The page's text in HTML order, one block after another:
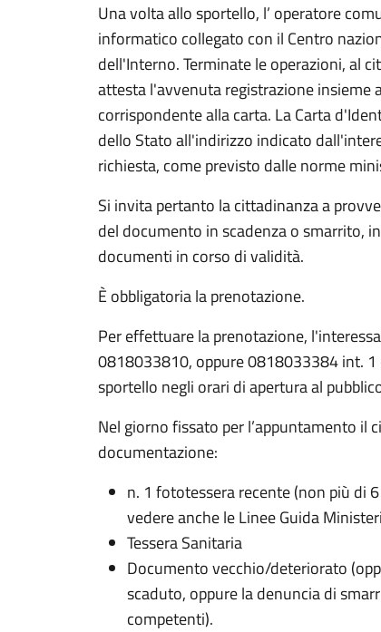
Una volta allo sportello, l’ operatore
informatico collegato con il Centro
dell'Interno. Terminate le operazioni, al
attesta l'avvenuta registrazione insieme
corrispondente alla carta. La Carta
dello Stato all'indirizzo indicato
richiesta, come previsto dalle norme
Si invita pertanto la cittadinanza a
del documento in scadenza o smarrito,
documenti in corso di validità.
È obbligatoria la prenotazione.
Per effettuare la prenotazione,
0818033810, oppure 0818033384 int.
sportello negli orari di apertura al
Nel giorno fissato per l’appuntamento il
documentazione:
n. 1 fototessera recente (non più di
vedere anche le Linee Guida
Tessera Sanitaria
Documento vecchio/deteriorato
scaduto, oppure la denuncia di
competenti).